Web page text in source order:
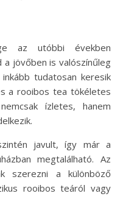
az utóbbi években
jövőben is valószínűleg
tudatosan keresik
a rooibos tea tökéletes
ízletes, hanem
javult, így már a
megtalálható. Az
szerezni a különböző
rooibos teáról vagy